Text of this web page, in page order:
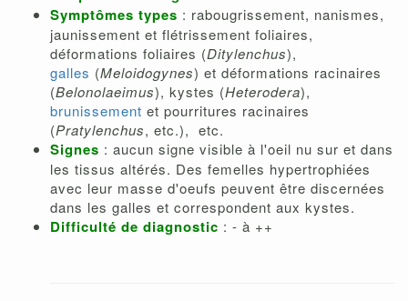
Symptômes types : rabougrissement, nanismes,
jaunissement et flétrissement foliaires,
déformations foliaires (Ditylenchus),
galles (Meloidogynes) et déformations racinaires
(Belonolaeimus), kystes (Heterodera),
brunissement et pourritures racinaires
(Pratylenchus, etc.), etc.
Signes : aucun signe visible à l'oeil nu sur et dans
les tissus altérés. Des femelles hypertrophiées
avec leur masse d'oeufs peuvent être discernées
dans les galles et correspondent aux kystes.
Difficulté de diagnostic : - à ++